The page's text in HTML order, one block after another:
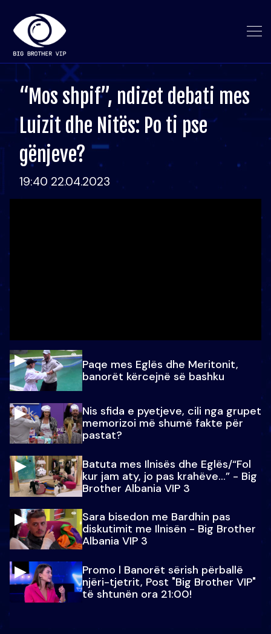
“Mos shpif”, ndizet debati mes
Luizit dhe Nitës: Po ti pse
gënjeve?
19:40 22.04.2023
Paqe mes Eglës dhe Meritonit,
banorët kërcejnë së bashku
Nis sfida e pyetjeve, cili nga grupet
memorizoi më shumë fakte për
pastat?
Batuta mes Ilnisës dhe Eglës/“Fol
kur jam aty, jo pas krahëve…” - Big
Brother Albania VIP 3
Sara bisedon me Bardhin pas
diskutimit me Ilnisën - Big Brother
Albania VIP 3
Promo l Banorët sërish përballë
njëri-tjetrit, Post "Big Brother VIP"
të shtunën ora 21:00!